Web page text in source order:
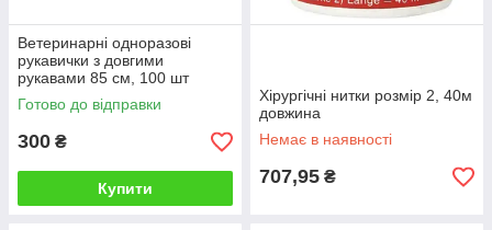
Ветеринарні одноразові
рукавички з довгими
рукавами 85 см, 100 шт
Готово до відправки
300 ₴
Купити
Хірургічні нитки розмір 2, 40м
довжина
Немає в наявності
707,95 ₴